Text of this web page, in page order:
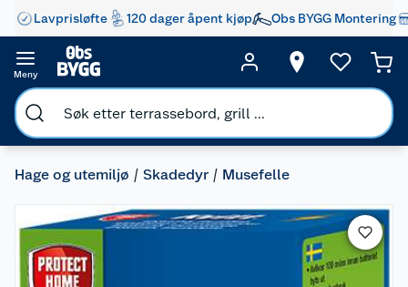
Lavprisløfte 120 dager åpent kjøp Obs BYGG Montering
Meny
Hage og utemiljø Skadedyr Musefelle